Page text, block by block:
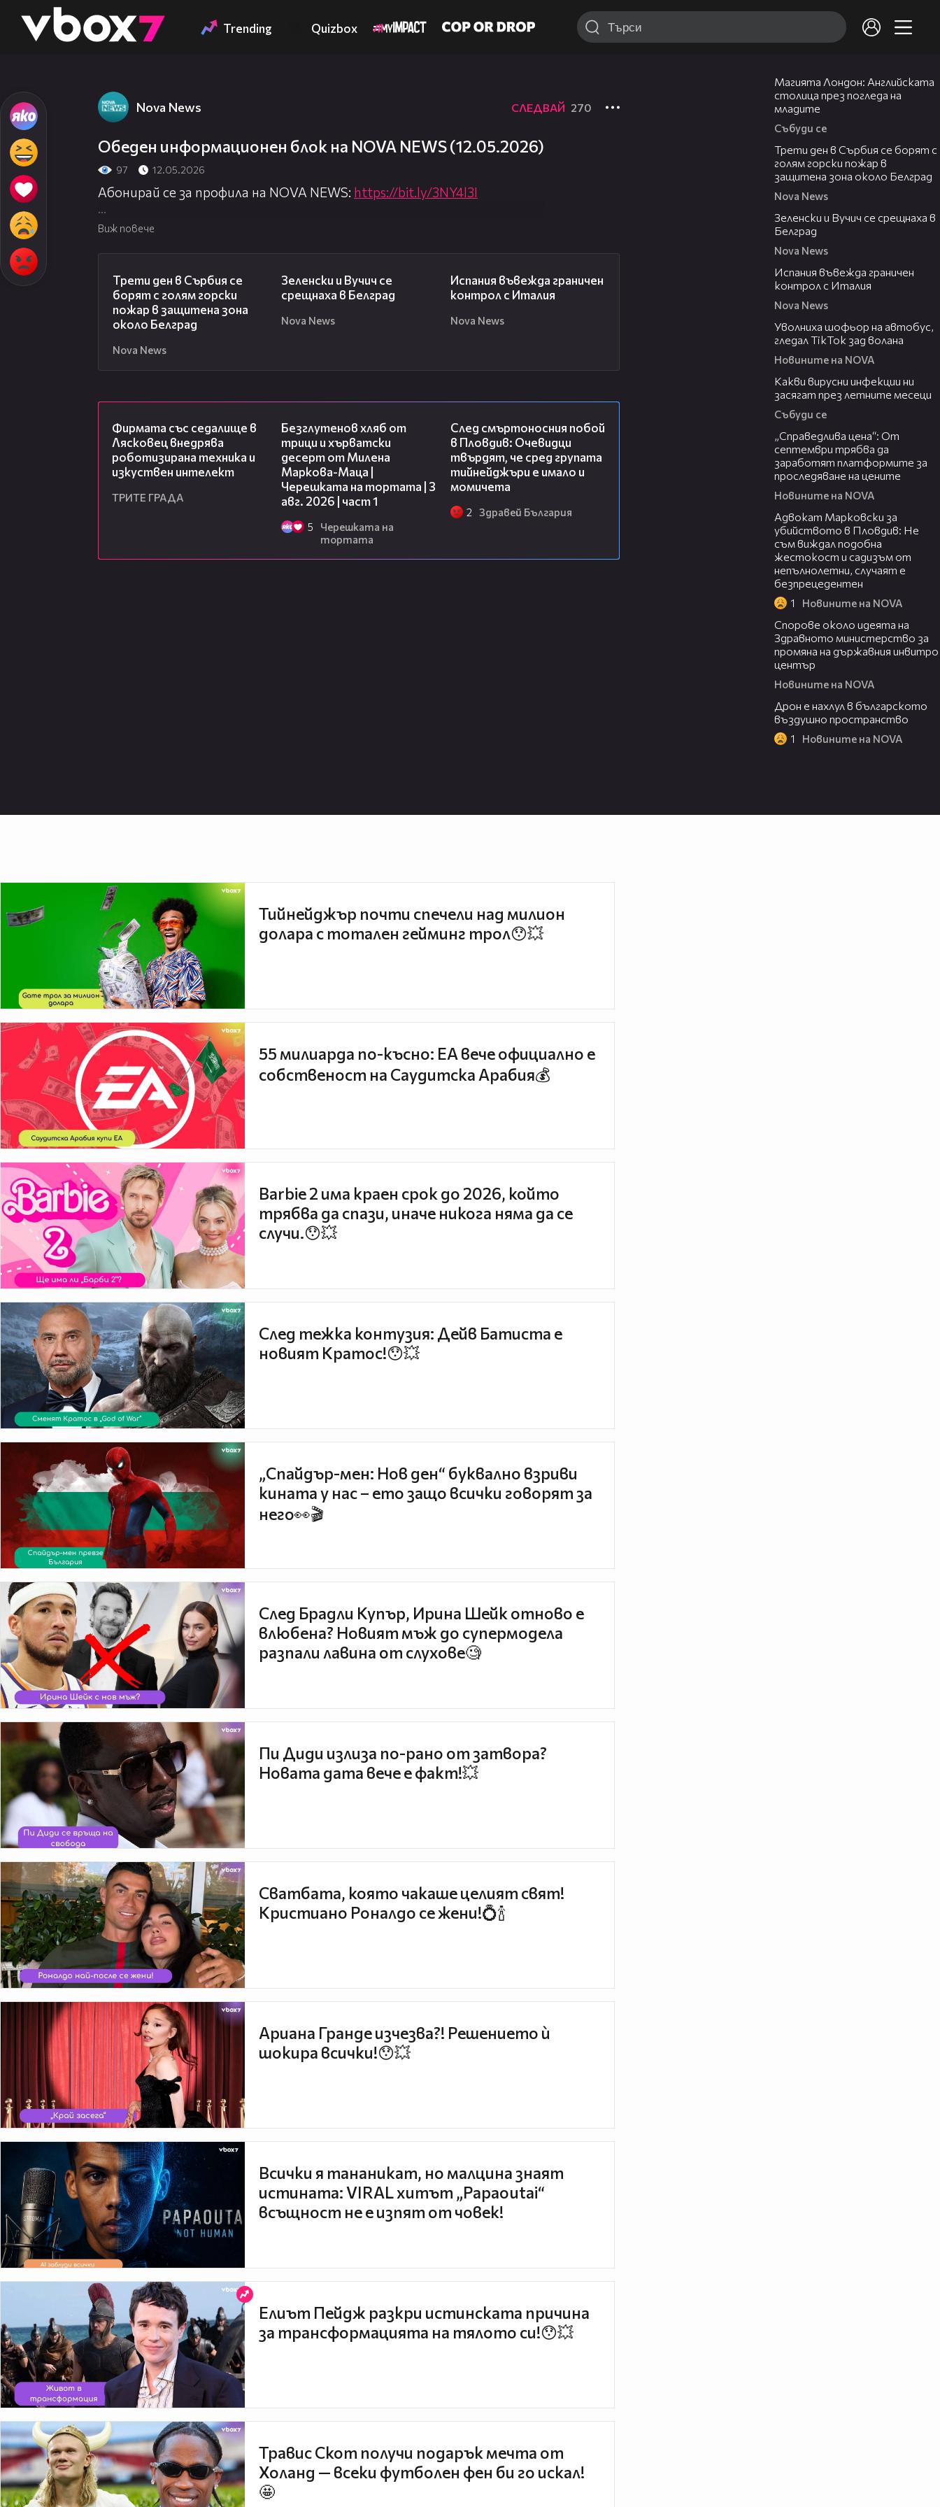
👾 Trending Quizbox
Nova News СЛЕДВАЙ 270
Обеден информационен блок на NOVA NEWS (12.05.2026)
97 12.05.2026
Абонирай се за профила на NOVA NEWS: https://bit.ly/3NY4l3I
Посети официалния сайт:
Гледай NOVA NEWS на живо:http://nova.bg/live/news
Виж повече
Трети ден в Сърбия се
борят с голям горски
пожар в защитена зона
около Белград
Nova News
Зеленски и Вучич се
срещнаха в Белград
Nova News
Испания въвежда граничен
контрол с Италия
Nova News
Фирмата със седалище в
Лясковец внедрява
роботизирана техника и
изкуствен интелект
ТРИТЕ ГРАДА
Безглутенов хляб от
трици и хърватски
десерт от Милена
Маркова-Маца |
Черешката на тортата | 3
авг. 2026 | част 1
5
Черешката на
тортата
След смъртоносния побой
в Пловдив: Очевидци
твърдят, че сред групата
тийнейджъри е имало и
момичета
2 Здравей България
Магията Лондон: Английската
столица през погледа на
младите
Събуди се
Трети ден в Сърбия се борят с
голям горски пожар в
защитена зона около Белград
Nova News
Зеленски и Вучич се срещнаха в
Белград
Nova News
Испания въвежда граничен
контрол с Италия
Nova News
Уволниха шофьор на автобус,
гледал TikTok зад волана
Новините на NOVA
Какви вирусни инфекции ни
засягат през летните месеци
Събуди се
„Справедлива цена“: От
септември трябва да
заработят платформите за
проследяване на цените
Новините на NOVA
Адвокат Марковски за
убийството в Пловдив: Не
съм виждал подобна
жестокост и садизъм от
непълнолетни, случаят е
безпрецедентен
1 Новините на NOVA
Спорове около идеята на
Здравното министерство за
промяна на държавния инвитро
център
Новините на NOVA
Дрон е нахлул в българското
въздушно пространство
1 Новините на NOVA
Тийнейджър почти спечели над милион
долара с тотален гейминг трол😯💥
55 милиарда по-късно: EA вече официално е
собственост на Саудитска Арабия💰
Barbie 2 има краен срок до 2026, който
трябва да спази, иначе никога няма да се
случи.😯💥
След тежка контузия: Дейв Батиста е
новият Кратос!😯💥
„Спайдър-мен: Нов ден“ буквално взриви
кината у нас – ето защо всички говорят за
него👀🎬
След Брадли Купър, Ирина Шейк отново е
влюбена? Новият мъж до супермодела
разпали лавина от слухове🧐
Пи Диди излиза по-рано от затвора?
Новата дата вече е факт!💥
Сватбата, която чакаше целият свят!
Кристиано Роналдо се жени!💍🍾
Ариана Гранде изчезва?! Решението ѝ
шокира всички!😯💥
Всички я тананикат, но малцина знаят
истината: VIRAL хитът „Papaoutai“
всъщност не е изпят от човек!
Елиът Пейдж разкри истинската причина
за трансформацията на тялото си!😯💥
Травис Скот получи подарък мечта от
Холанд — всеки футболен фен би го искал!
🤩